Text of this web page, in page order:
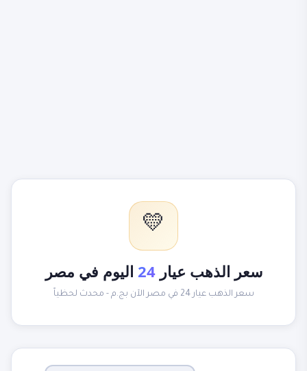
💛
سعر الذهب عيار24 اليوم في مصر
سعر الذهب عيار 24 في مصر الآن بج.م - محدث لحظياً